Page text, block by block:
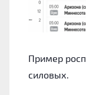
Пример
силовых.